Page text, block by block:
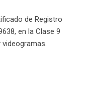
de Registro
en la Clase 9